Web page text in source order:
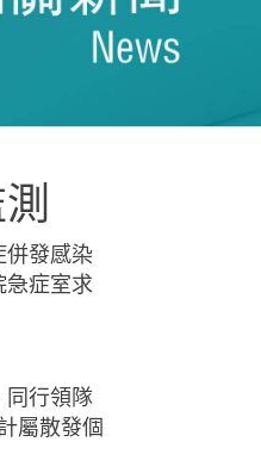
併發感染
急症室求
同行領隊
屬散發個